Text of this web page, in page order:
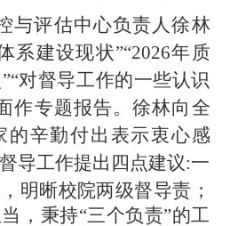
与评估中心负责人徐林
系建设现状”“2026年质
对督导工作的一些认识
作专题报告。徐林向全
的辛勤付出表示衷心感
导工作提出四点建议:一
明晰校院两级督导责；
，秉持“三个负责”的工